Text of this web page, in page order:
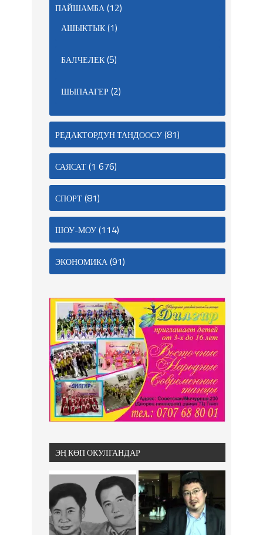
ПАЙШАМБА(12)
АШЫКТЫК(1)
БАЛЧЕЛЕК(5)
ШЫПААГЕР(2)
РЕДАКТОРДУН ТАНДООСУ(81)
САЯСАТ(1 676)
СПОРТ(81)
ШОУ-МОУ(114)
ЭКОНОМИКА(91)
ЭҢ КӨП ОКУЛГАНДАР